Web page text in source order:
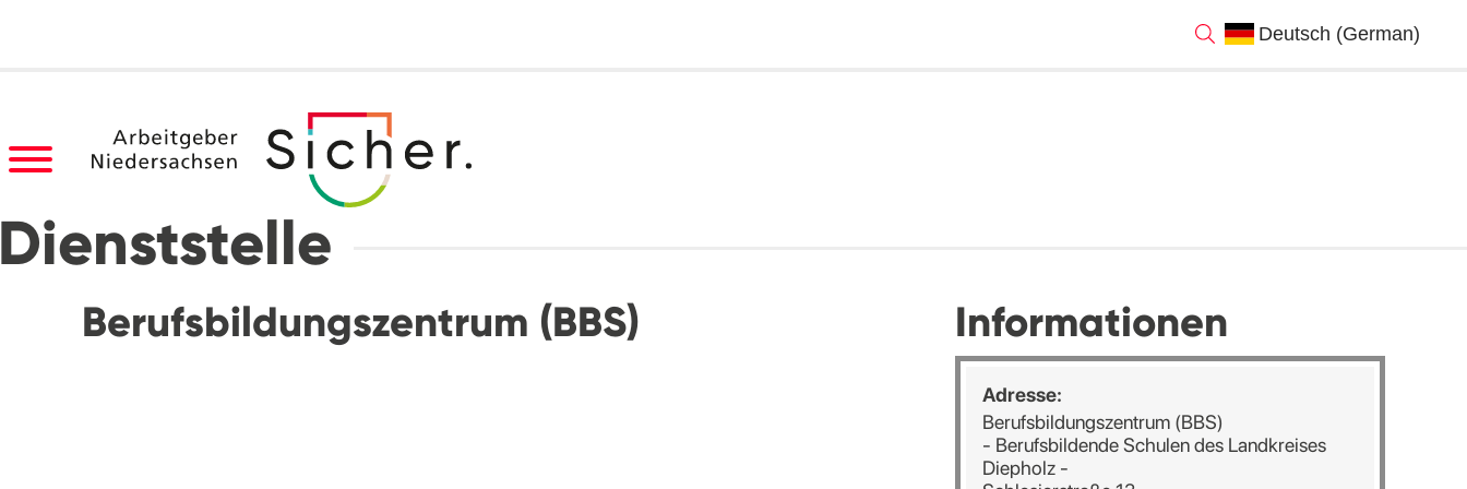
Berufsbildungszentrum (BBS) Informationen
Adresse:
Berufsbildungszentrum (BBS)
- Berufsbildende Schulen des Landkreises
Diepholz -